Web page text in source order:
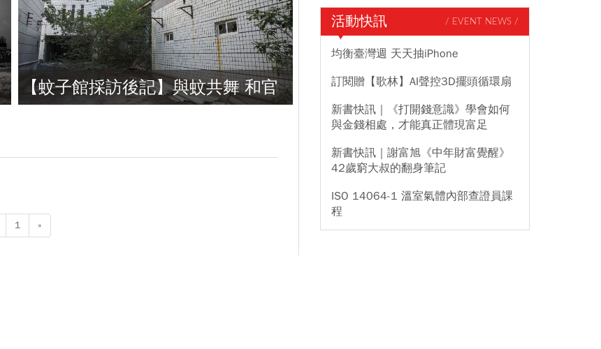
【蚊子館採訪後記】與蚊共舞 和官
1 »
活動快訊 / EVENT NEWS /
均衡臺灣週 天天抽iPhone
訂閱贈【歌林】AI聲控3D擺頭循環扇
新書快訊｜《打開錢意識》學會如何
與金錢相處，才能真正體現富足
新書快訊｜謝富旭《中年財富覺醒》
42歲窮大叔的翻身筆記
ISO 14064-1 溫室氣體內部查證員課
程